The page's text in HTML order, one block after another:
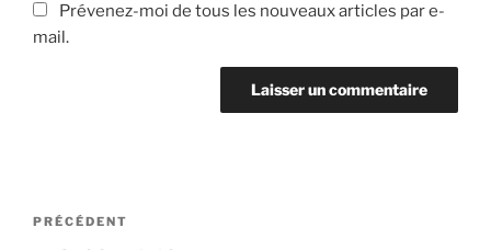
Prévenez-moi de tous les nouveaux articles par e-
mail.
Navigation
Article
PRÉCÉDENT